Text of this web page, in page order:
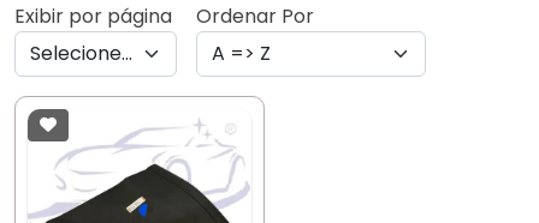
Exibir por página
Ordenar Por